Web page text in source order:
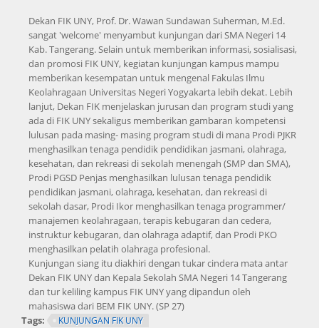
Dekan FIK UNY, Prof. Dr. Wawan Sundawan Suherman, M.Ed.
sangat 'welcome' menyambut kunjungan dari SMA Negeri 14
Kab. Tangerang. Selain untuk memberikan informasi, sosialisasi,
dan promosi FIK UNY, kegiatan kunjungan kampus mampu
memberikan kesempatan untuk mengenal Fakulas Ilmu
Keolahragaan Universitas Negeri Yogyakarta lebih dekat. Lebih
lanjut, Dekan FIK menjelaskan jurusan dan program studi yang
ada di FIK UNY sekaligus memberikan gambaran kompetensi
lulusan pada masing- masing program studi di mana Prodi PJKR
menghasilkan tenaga pendidik pendidikan jasmani, olahraga,
kesehatan, dan rekreasi di sekolah menengah (SMP dan SMA),
Prodi PGSD Penjas menghasilkan lulusan tenaga pendidik
pendidikan jasmani, olahraga, kesehatan, dan rekreasi di
sekolah dasar, Prodi Ikor menghasilkan tenaga programmer/
manajemen keolahragaan, terapis kebugaran dan cedera,
instruktur kebugaran, dan olahraga adaptif, dan Prodi PKO
menghasilkan pelatih olahraga profesional.
Kunjungan siang itu diakhiri dengan tukar cindera mata antar
Dekan FIK UNY dan Kepala Sekolah SMA Negeri 14 Tangerang
dan tur keliling kampus FIK UNY yang dipandun oleh
mahasiswa dari BEM FIK UNY. (SP 27)
Tags:
KUNJUNGAN FIK UNY